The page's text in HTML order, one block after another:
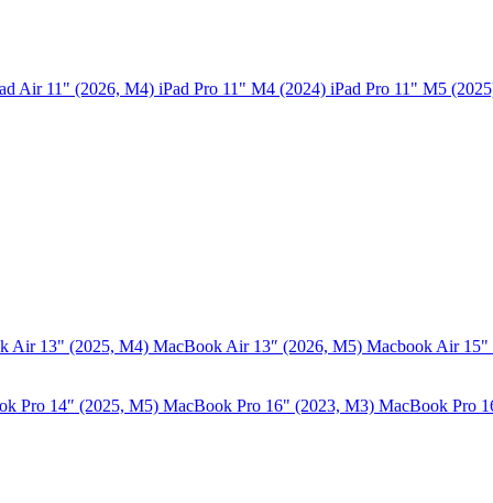
Air 11" (2026, M4) iPad Pro 11" M4 (2024) iPad Pro 11" M5
Air 13" (2025, M4) MacBook Air 13″ (2026, M5) Macbook Air 15"
Pro 14″ (2025, M5) MacBook Pro 16" (2023, M3) MacBook Pro